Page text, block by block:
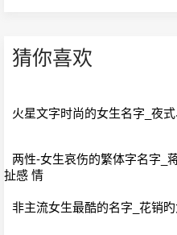
猜你喜欢
火星文字时尚的女生名字_夜
两性-女生哀伤的繁体字名字_
扯感 情
非主流女生最酷的名字_花销